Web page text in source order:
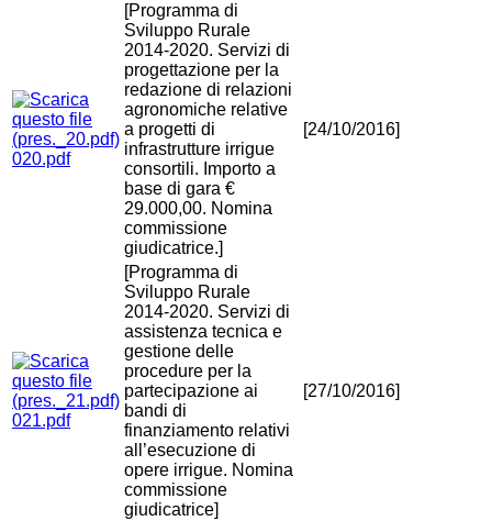
020.pdf
[Programma di
Sviluppo Rurale
2014-2020. Servizi di
progettazione per la
redazione di relazioni
agronomiche relative
a progetti di
infrastrutture irrigue
consortili. Importo a
base di gara €
29.000,00. Nomina
commissione
giudicatrice.]
[24/10/2016]
021.pdf
[Programma di
Sviluppo Rurale
2014-2020. Servizi di
assistenza tecnica e
gestione delle
procedure per la
partecipazione ai
bandi di
finanziamento relativi
all’esecuzione di
opere irrigue. Nomina
commissione
giudicatrice]
[27/10/2016]